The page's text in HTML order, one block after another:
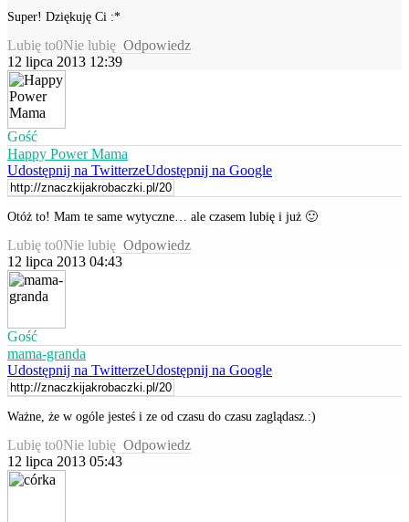
Super! Dziękuję Ci :*
Lubię to0Nie lubię Odpowiedz
12 lipca 2013 12:39
Gość
Happy Power Mama
Udostępnij na TwitterzeUdostępnij na Google
Otóż to! Mam te same wytyczne… ale czasem lubię i już 🙂
Lubię to0Nie lubię Odpowiedz
12 lipca 2013 04:43
Gość
mama-granda
Udostępnij na TwitterzeUdostępnij na Google
Ważne, że w ogóle jesteś i ze od czasu do czasu zaglądasz.:)
Lubię to0Nie lubię Odpowiedz
12 lipca 2013 05:43